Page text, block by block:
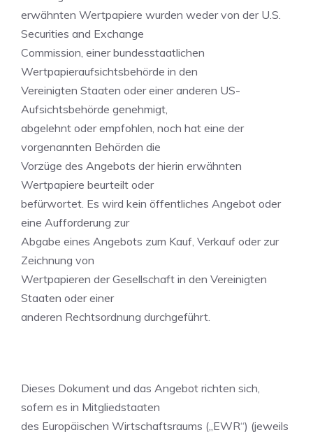
erwähnten Wertpapiere wurden weder von der U.S.
Securities and Exchange
Commission, einer bundesstaatlichen
Wertpapieraufsichtsbehörde in den
Vereinigten Staaten oder einer anderen US-
Aufsichtsbehörde genehmigt,
abgelehnt oder empfohlen, noch hat eine der
vorgenannten Behörden die
Vorzüge des Angebots der hierin erwähnten
Wertpapiere beurteilt oder
befürwortet. Es wird kein öffentliches Angebot oder
eine Aufforderung zur
Abgabe eines Angebots zum Kauf, Verkauf oder zur
Zeichnung von
Wertpapieren der Gesellschaft in den Vereinigten
Staaten oder einer
anderen Rechtsordnung durchgeführt.
Dieses Dokument und das Angebot richten sich,
sofern es in Mitgliedstaaten
des Europäischen Wirtschaftsraums („EWR“) (jeweils